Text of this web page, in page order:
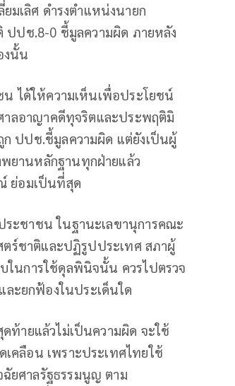
มเลิศ ดำรงตำแหน่งนายก
ปปช.8-0 ชี้มูลความผิด ภายหลัง
งนั้น
ได้ให้ความเห็นเพื่อประโยชน์
าลอาญาคดีทุจริตและประพฤติมิ
ปปช.ชี้มูลความผิด แต่ยังเป็นผู้
ยานหลักฐานทุกฝ่ายแล้ว
ย่อมเป็นที่สุด
ะชาชน ในฐานะเลขานุการคณะ
ตร์ชาติและปฏิรูปประเทศ สภาผู้
ในการใช้ดุลพินิจนั้น ควรไปตรวจ
ะยกฟ้องในประเด็นใด
ท้ายแล้วไม่เป็นความผิด จะใช้
คลือน เพราะประเทศไทยใช้
ยศาลรัฐธรรมนูญ ตาม